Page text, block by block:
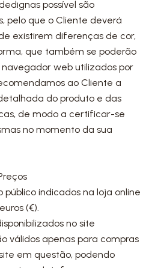
possível são
pelo que o Cliente deverá
existirem diferenças de cor,
que também se poderão
web utilizados por
ao Cliente a
do produto e das
de modo a certificar-se
no momento da sua
público indicados na loja online
(€).
no site
válidos apenas para compras
em questão, podendo